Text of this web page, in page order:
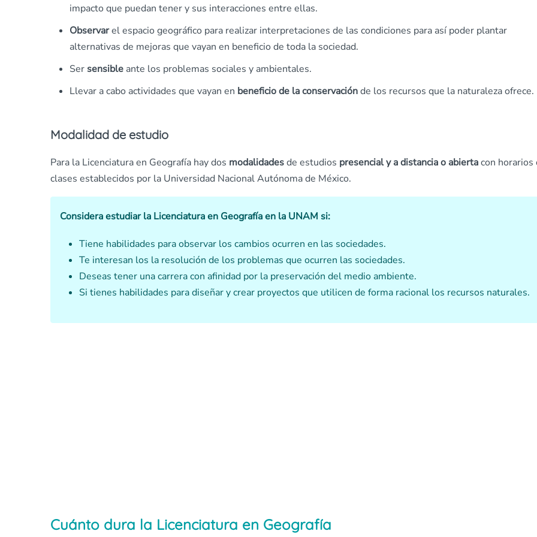
impacto que puedan tener y sus interacciones entre ellas.
Observarel espacio geográfico para realizar interpretaciones de las condiciones para así poder plantar
alternativas de mejoras que vayan en beneficio de toda la sociedad.
Sersensible ante los problemas sociales y ambientales.
Llevar a cabo actividades que vayan en beneficio de la conservaciónde los recursos que la naturaleza ofrece.
Modalidad de estudio
Para la Licenciatura en Geografía hay dos modalidadesde estudios presencial y a distancia o abiertacon horarios
clases establecidos por la Universidad Nacional Autónoma de México.
Considera estudiar la Licenciatura en Geografía en la UNAM si:
Tiene habilidades para observar los cambios ocurren en las sociedades.
Te interesan los la resolución de los problemas que ocurren las sociedades.
Deseas tener una carrera con afinidad por la preservación del medio ambiente.
Si tienes habilidades para diseñar y crear proyectos que utilicen de forma racional los recursos naturales.
Cuánto dura la Licenciatura en Geografía